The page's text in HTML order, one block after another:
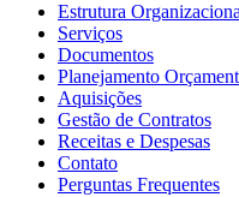
Estrutura
Serviços
Documentos
Planejamento
Aquisições
Gestão de Contratos
Receitas e Despesas
Contato
Perguntas Frequentes